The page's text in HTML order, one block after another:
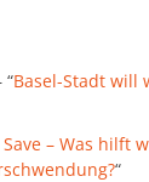
“Basel-Stadt will
Save – Was hilft
“